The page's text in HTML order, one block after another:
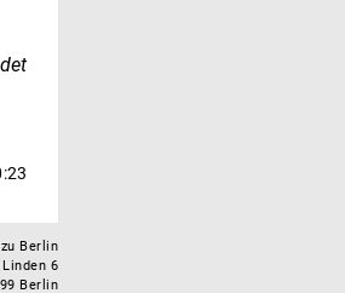
Berlin
6
Berlin